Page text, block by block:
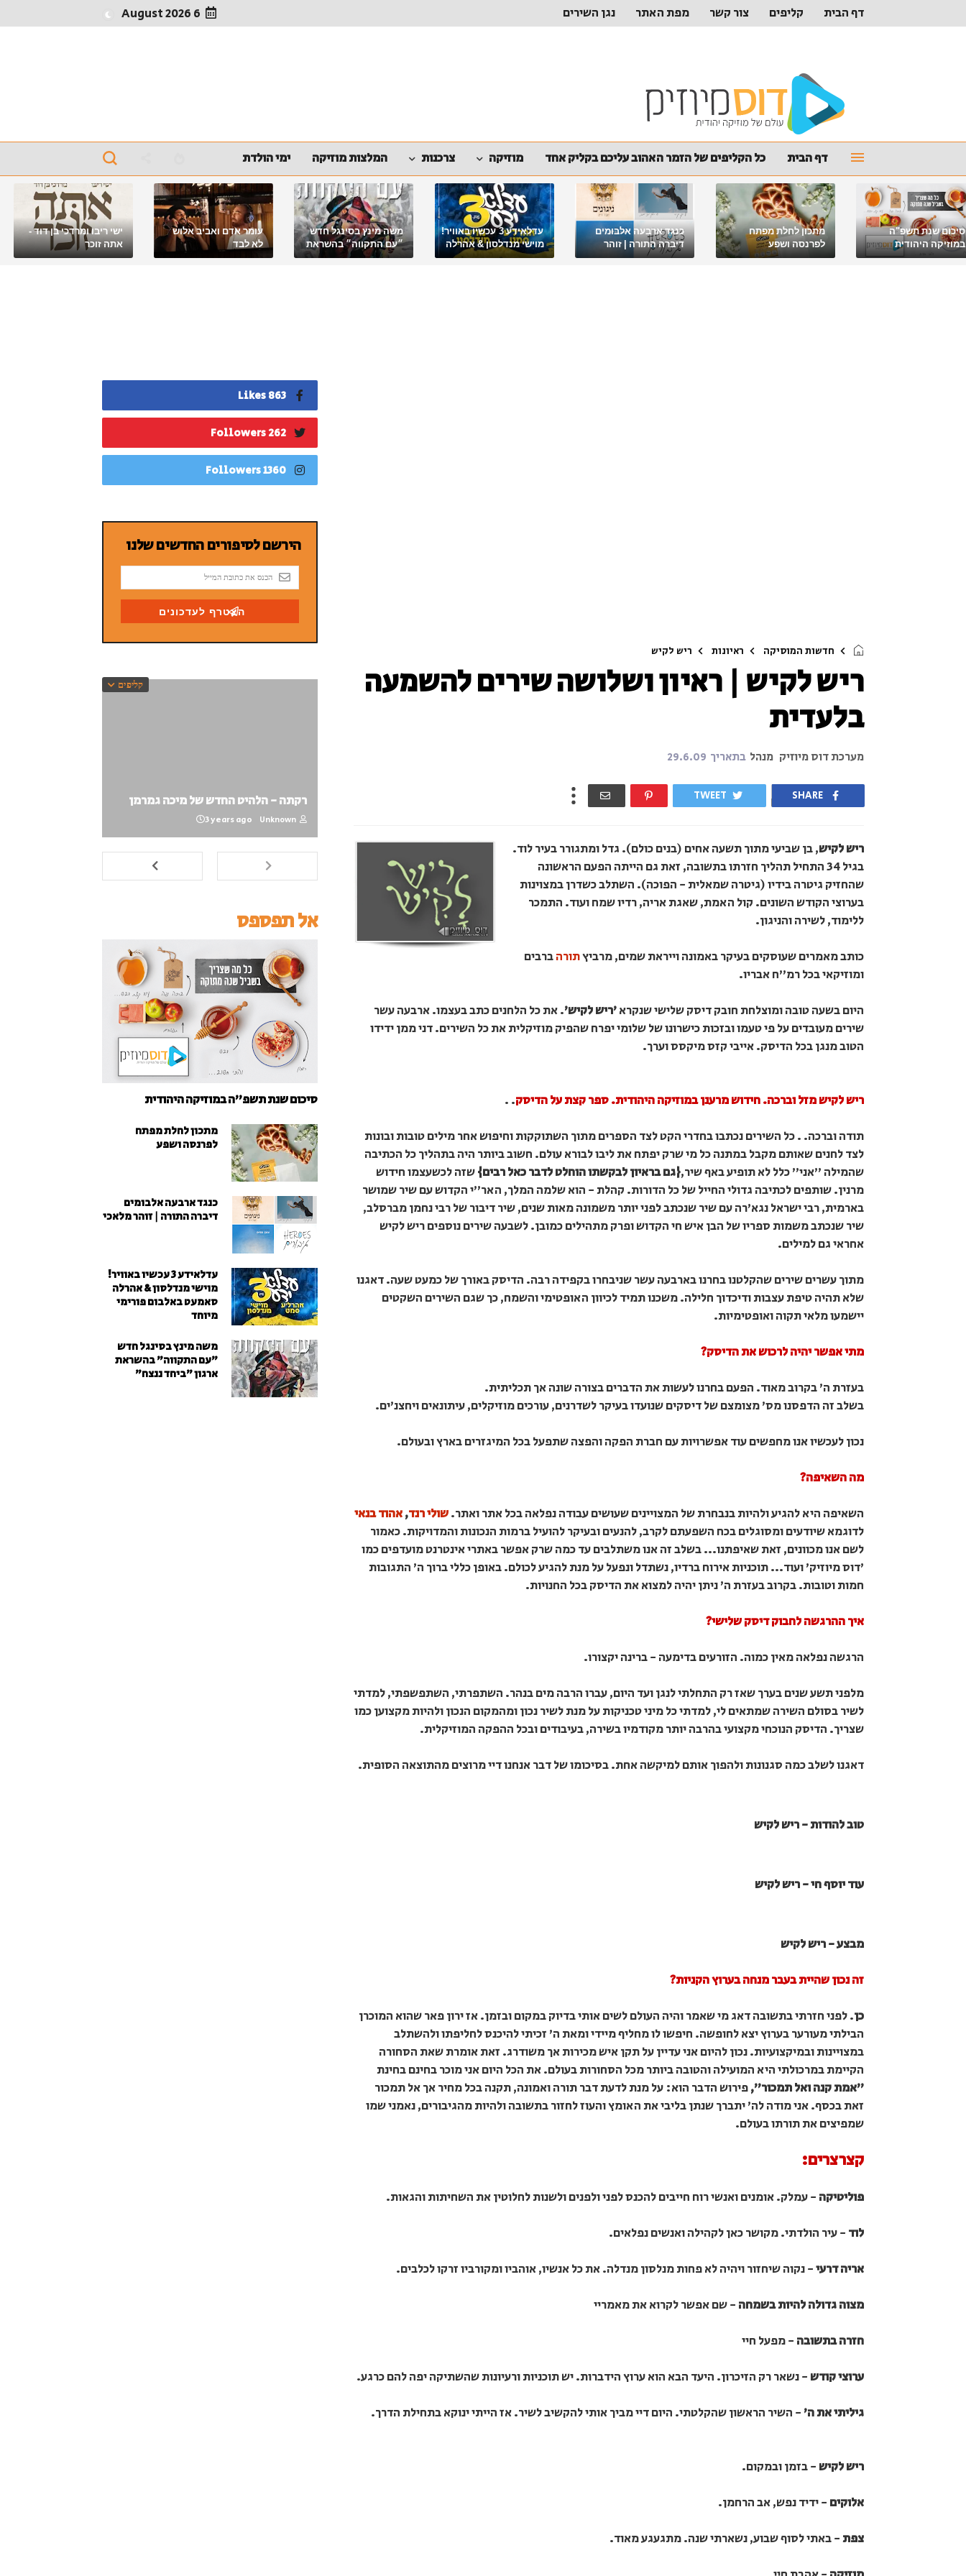
דף הבית קליפים צור קשר מפת האתר נגן השירים 6 August 2026
דף הבית כל הקליפים של הזמר האהוב עליכם בקליק אחד מוזיקה צרכנות המלצות מוזיקה ימי הולדת
סיכום שנת תשפ"ה
במוזיקה היהודית
מתכון לחלת מפתח
לפרנסה ושפע
כנגד ארבעה אלבומים
דיברה התורה | זוהר
מלאכי
עדלאידע 3 עכשיו באוויר!
מוישי מנדלסון & אהרלה
סאמעט באלבום פורימי
משה מינץ בסינגל חדש
״עם התקווה״ בהשראת
ארגון "ביחד ננצח"
עומר אדם ואביב אלוש
לא לבד
ישי ריבו ומרדכי בן דוד -
אתה זוכר
חדשות המוסיקה ראיונות ריש לקיש
ריש לקיש | ראיון ושלושה שירים להשמעה
בלעדית
מערכת דוס מיוזיק מנהל בתאריך 29.6.09
SHARE
TWEET
ריש לקיש, בן שביעי מתוך תשעה אחים (בנים כולם). גדל ומתגורר בעיר לוד.
בגיל 34 התחיל תהליך חזרתו בתשובה, זאת גם הייתה הפעם הראשונה
שהחזיק גיטרה בידיו (גיטרה שמאלית - הפוכה). השתלב כשדרן במצוינות
בערוצי הקודש השונים. קול האמת, שאגת אריה, רדיו שמח ועוד. התמכר
ללימוד, לשירה והניגון.
כותב מאמרים שעוסקים בעיקר באמונה וייראת שמים, מרביץתורהברבים
ומוזיקאי בכל רמ''ח אבריו.
היום בשעה טובה ומוצלחת חובק דיסק שלישי שנקרא'ריש לקיש'. את כל הלחנים כתב בעצמו. ארבעה עשר
שירים מעובדים על פי טעמו ובזכות כישרונו של שלומי יפרח שהפיק מוזיקלית את כל השירים. דני ממן ידידו
הטוב מנגן בכל הדיסק. אייבי קזס מיקסס וערך.
ריש לקיש מזל וברכה. חידוש מרענן במוזיקה היהודית. ספר קצת על הדיסק. .
תודה וברכה. . כל השירים נכתבו בחדרי הקט לצד הספרים מתוך השתוקקות וחיפוש אחר מילים טובות ובונות
לצד לחנים שאותם מקבל במתנה כל מי שרק יפתח את ליבו לבורא עולם. חשוב ביותר היה בתהליך כל הכתיבה
שהמילה "אני" כלל לא תופיע באף שיר,{גם בראיון לבקשתו הוחלט לדבר כאל רבים}שזה לכשעצמו חידוש
מרנין. שותפים לכתיבה גדולי החייל של כל הדורות. קהלת - הוא שלמה המלך, האר''י הקדוש עם שיר שמושר
בארמית, רבי ישראל נגא'רה עם שיר שנכתב לפני יותר משמונה מאות שנים, שיר דיבור של רבי נחמן מברסלב,
שיר שנכתב משמות ספריו של הבן איש חי הקדוש ופרק מתהילים כמובן. לשבעה שירים נוספים ריש לקיש
אחראי גם למילים.
מתוך עשרים שירים שהקלטנו בחרנו בארבעה עשר שניבחרו בקפידה רבה. הדיסק באורך של כמעט שעה. דאגנו
שלא תהיה טיפת עצבות ודיכדוך חלילה. משכנו תמיד לכיוון האופטימי והשמח, כך שגם השירים השקטים
יישמעו מלאי תקוה ואופטימיות.
מתי אפשר יהיה לרכוש את הדיסק?
בעזרת ה' בקרוב מאוד. הפעם בחרנו לעשות את הדברים בצורה שונה אך תכליתית.
בשלב זה הדפסנו מס' מצומצם של דיסקים שנועדו בעיקר לשדרנים, עורכים מוזיקלים, עיתונאים ויחצנ'ים.
נכון לעכשיו אנו מחפשים עוד אפשרויות עם חברת הפקה והפצה שתפעל בכל המיגזרים בארץ ובעולם.
מה השאיפה?
השאיפה היא להגיע ולהיות בנבחרת של המצויינים שעושים עבודה נפלאה בכל אתר ואתר.שולי רנד,אהוד בנאי
לדוגמא שיודעים ומסוגלים בכח השפעתם לקרב, להנעים ובעיקר להועיל ברמות הנכונות והמדויקות. כאמור
לשם אנו מכוונים, זאת שאיפתנו... בשלב זה אנו משתלבים עד כמה שרק אפשר באתרי אינטרנט מועדפים כמו
'דוס מיוזיק' ועוד... תוכניות אירוח ברדיו, נשתדל ונפעל על מנת להגיע לכולם. באופן כללי ברוך ה' התגובות
חמות וטובות. בקרוב בעזרת ה' ניתן יהיה למצוא את הדיסק בכל החנויות.
איך ההרגשה לחבוק דיסק שלישי?
הרגשה נפלאה מאין כמוה. הזורעים בדימעה - ברינה יקצורו.
מלפני תשע שנים בערך שאז רק התחלתי לנגן ועד היום, עברו הרבה מים בנהר. השתפרתי, השתפשפתי, למדתי
לשיר בסולם השירה שמתאים לי, למדתי כל מיני טכניקות על מנת לשיר נכון ומהמקום הנכון ולהיות מקצוען כמו
שצריך. הדיסק הנוכחי מקצועי בהרבה יותר מקודמיו בשירה, בעיבודים ובכל ההפקה המוזיקלית.
דאגנו לשלב כמה סגנונות ולהפוך אותם למיקשה אחת. בסיכומו של דבר אנחנו דיי מרוצים מהתוצאה הסופית.
טוב להודות - ריש לקיש
עוד יוסף חי - ריש לקיש
מבצע - ריש לקיש
זה נכון שהיית בעבר מנחה בערוץ הקניות?
כן. לפני חזרתי בתשובה דאג מי שאמר והיה העולם לשים אותי בדיוק במקום ובזמן. אז ירון פאר שהוא המוכרן
הבילתי מעורער בערוץ יצא לחופשה. חיפשו לו מחליף מיידי ומאת ה' זכיתי להיכנס לחליפתו ולהשתלב
במצויינות ובמיקצועיות. נכון להיום אני עדיין על תקן איש מכירות אך משודרג. זאת אומרת שאת הסחורה
הקיימת במרכולתי היא המועילה והטובה ביותר מכל הסחורות בעולם. את הכל היום אני מוכר בחינם בחינת
"אמת קנה ואל תמכור",פירוש הדבר הוא: על מנת לדעת דבר תורה ואמונה, תקנה בכל מחיר אך אל תמכור
זאת בכסף. אני מודה לה' יתברך שנתן בליבי את האומץ והעוז לחזור בתשובה ולהיות מהגיבורים, נאמני שמו
שמפיצים את תורתו בעולם.
קצרצרים:
פוליטיקה - עמלק. אומנים ואנשי רוח חייבים להכנס לפני ולפנים ולשנות לחלוטין את השחיתות והגאות.
לוד - עיר הולדתי. מקושר כאן לקהילה ואנשים נפלאים.
אריה דרעי- נקוה שיחזור ויהיה לא פחות מנלסון מנדלה. את כל אנשיו, אוהביו ומקורביו זרקו לכלבים.
מצוה גדולה להיות בשמחה - שם אפשר לקרוא את מאמריי
חזרה בתשובה - מפעל חיי
ערוצי קודש - נשאר רק הזיכרון. היעד הבא הוא ערוץ הידברות. יש תוכניות ורעיונות שהשתיקה יפה להם כרגע.
גיליתי את ה' - השיר הראשון שהקלטתי. היום דיי מביך אותי להקשיב לשיר. אז הייתי ינוקא בתחילת הדרך.
ריש לקיש - בזמן ובמקום.
אלוקים - ידיד נפש, אב הרחמן.
צפת- באתי לסוף שבוע, נשארתי שנה. מתגעגע מאוד.
863 Likes
262 Followers
1360 Followers
קליפים
רקתה - הלהיט החדש של מיכה גמרמן
Unknown
3 years ago
אל תפספס
סיכום שנת תשפ"ה במוזיקה היהודית
מתכון לחלת מפתח
לפרנסה ושפע
כנגד ארבעה אלבומים
דיברה התורה | זוהר מלאכי
עדלאידע 3 עכשיו באוויר!
מוישי מנדלסון & אהרלה
סאמעט באלבום פורימי
מיוחד
משה מינץ בסינגל חדש
״עם התקווה״ בהשראת
ארגון "ביחד ננצח"